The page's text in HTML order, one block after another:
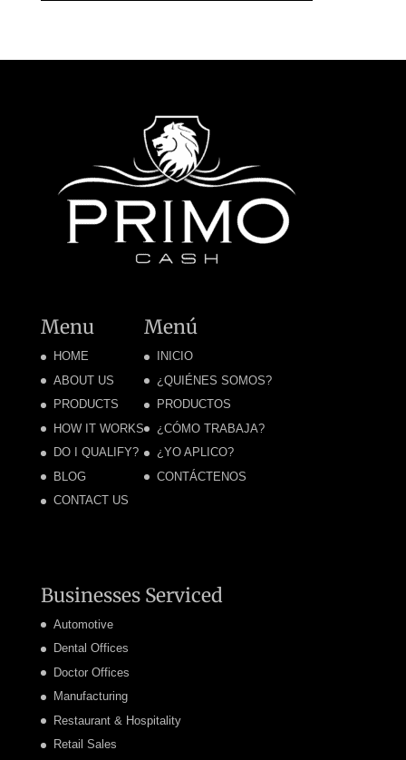
Menu
HOME
ABOUT US
PRODUCTS
HOW IT WORKS
DO I QUALIFY?
BLOG
CONTACT US
Menú
INICIO
¿QUIÉNES SOMOS?
PRODUCTOS
¿CÓMO TRABAJA?
¿YO APLICO?
CONTÁCTENOS
Businesses Serviced
Automotive
Dental Offices
Doctor Offices
Manufacturing
Restaurant & Hospitality
Retail Sales